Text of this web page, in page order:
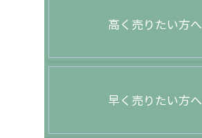
高く売りたい方へ
早く売りたい方へ